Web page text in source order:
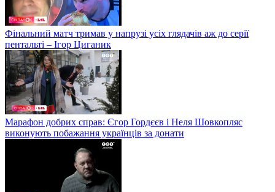
Фінальний матч тримав у напрузі усіх глядачів аж до серії
пентальті – Ігор Циганик
Марафон добрих справ: Єгор Гордєєв і Неля Шовкопляс
виконують побажання українців за донати